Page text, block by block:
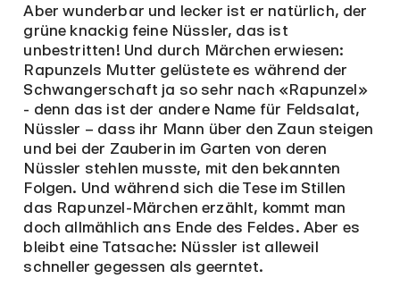
Aber wunderbar und lecker ist er natürlich, der
grüne knackig feine Nüssler, das ist
unbestritten! Und durch Märchen erwiesen:
Rapunzels Mutter gelüstete es während der
Schwangerschaft ja so sehr nach «Rapunzel»
- denn das ist der andere Name für Feldsalat,
Nüssler – dass ihr Mann über den Zaun steigen
und bei der Zauberin im Garten von deren
Nüssler stehlen musste, mit den bekannten
Folgen. Und während sich die Tese im Stillen
das Rapunzel-Märchen erzählt, kommt man
doch allmählich ans Ende des Feldes. Aber es
bleibt eine Tatsache: Nüssler ist alleweil
schneller gegessen als geerntet.